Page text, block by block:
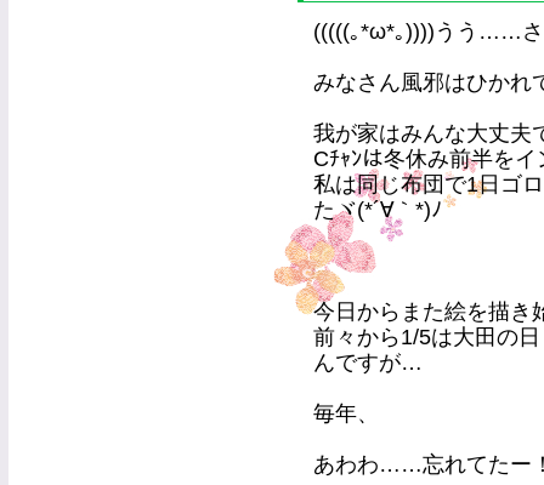
(((((｡*ω*｡))))うう……
みなさん風邪はひかれ
我が家はみんな大丈夫
Cﾁｬﾝは冬休み前半を
私は同じ布団で1日ゴ
たヾ(*´∀｀*)ﾉ
今日からまた絵を描き
前々から1/5は大田の
んですが…
毎年、
あわわ……忘れてたー